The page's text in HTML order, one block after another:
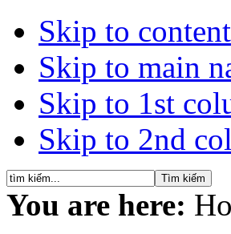
Skip to content
Skip to main
Skip to 1st
Skip to 2nd
You are here: